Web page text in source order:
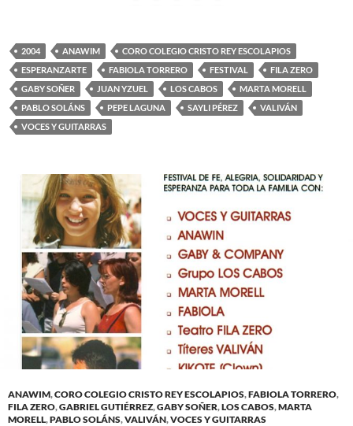
2004 ANAWIM
CORO COLEGIO CRISTO REY ESCOLAPIOS
ESPERANZARTE
FABIOLA TORRERO FESTIVAL
FILA ZERO
GABY SOÑER
JUAN YZUEL LOS CABOS
MARTA MORELL
PABLO SOLÁNS
PEPE LAGUNA SAYLI PÉREZ
VALIVÁN
VOCES Y GUITARRAS
ANAWIM,CORO COLEGIO CRISTO REY ESCOLAPIOS,FABIOLA TORRERO,
FILA ZERO,GABRIEL GUTIÉRREZ,GABY SOÑER,LOS CABOS,MARTA
MORELL,PABLO SOLÁNS,VALIVÁN,VOCES Y GUITARRAS